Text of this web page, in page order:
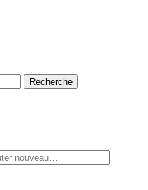
Recherche